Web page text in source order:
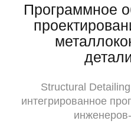
Программное
Structural
интегрированное